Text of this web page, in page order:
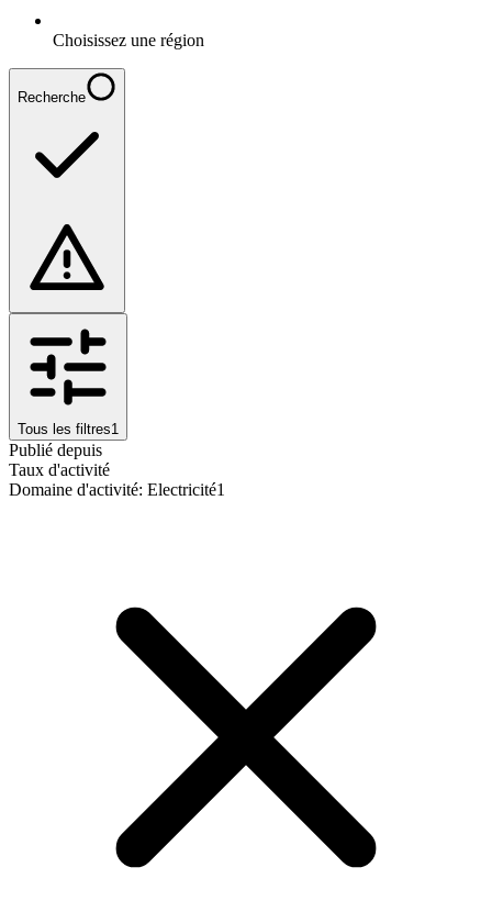
Choisissez une région
Recherche
Tous les filtres1
Publié depuis
Taux d'activité
Domaine d'activité: Electricité1